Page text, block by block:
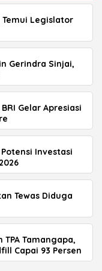
Temui Legislator
Gerindra Sinjai,
Gelar Apresiasi
Investasi
Tewas Diduga
Tamangapa,
Capai 93 Persen